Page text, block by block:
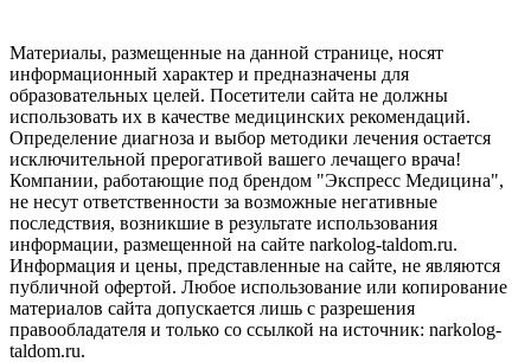
Материалы, размещенные на данной странице, носят
информационный характер и предназначены для
образовательных целей. Посетители сайта не должны
использовать их в качестве медицинских рекомендаций.
Определение диагноза и выбор методики лечения остается
исключительной прерогативой вашего лечащего врача!
Компании, работающие под брендом "Экспресс Медицина",
не несут ответственности за возможные негативные
последствия, возникшие в результате использования
информации, размещенной на сайте narkolog-taldom.ru.
Информация и цены, представленные на сайте, не являются
публичной офертой. Любое использование или копирование
материалов сайта допускается лишь с разрешения
правообладателя и только со ссылкой на источник: narkolog-
taldom.ru.